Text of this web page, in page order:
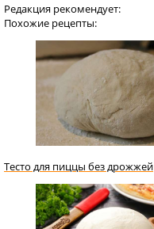
Редакция рекомендует:
Похожие рецепты:
Тесто для пиццы без дрожжей